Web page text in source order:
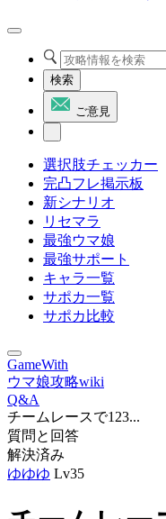
検索
ご意見
選択肢チェッカー
完凸フレ掲示板
新シナリオ
リセマラ
最強ウマ娘
最強サポート
キャラ一覧
サポカ一覧
サポカ比較
GameWith
ウマ娘攻略wiki
Q&A
チームレースで123...
質問と回答
解決済み
ゆゆゆ Lv35